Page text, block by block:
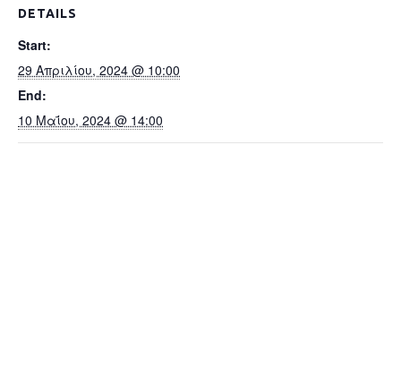
DETAILS
Start:
29 Απριλίου, 2024 @ 10:00
End:
10 Μαΐου, 2024 @ 14:00